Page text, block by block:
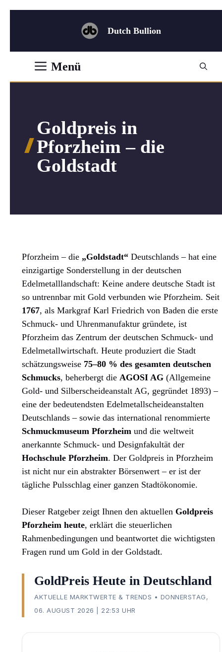
Dutch Bullion
Menü
Goldpreis in
Pforzheim – die
Goldstadt
Pforzheim – die „Goldstadt“ Deutschlands – hat eine
einzigartige Sonderstellung in der deutschen
Edelmetalllandschaft: Keine andere deutsche Stadt ist
so untrennbar mit Gold verbunden wie Pforzheim. Seit
1767, als Markgraf Karl Friedrich von Baden die erste
Schmuck- und Uhrenmanufaktur gründete, ist
Pforzheim das Zentrum der deutschen Schmuck- und
Edelmetallwirtschaft. Heute produziert die Stadt
schätzungsweise 75–80 % des gesamten deutschen
Schmucks, beherbergt die AGOSI AG (Allgemeine
Gold- und Silberscheideanstalt AG, gegründet 1893) –
eine der bedeutendsten Edelmetallscheideanstalten
Deutschlands – sowie das international renommierte
Schmuckmuseum Pforzheim und die weltweit
anerkannte Schmuck- und Designfakultät der
Hochschule Pforzheim. Der Goldpreis in Pforzheim
ist nicht nur ein abstrakter Börsenwert – er ist der
tägliche Pulsschlag einer ganzen Stadtökonomie.
Dieser Ratgeber zeigt Ihnen den aktuellen Goldpreis
Pforzheim heute, erklärt die steuerlichen
Rahmenbedingungen und beantwortet die wichtigsten
Fragen rund um Gold in der Goldstadt.
GoldPreis Heute in Deutschland
AKTUELLE MARKTWERTE & TRENDS • DONNERSTAG,
06. AUGUST 2026 | 22:53 UHR